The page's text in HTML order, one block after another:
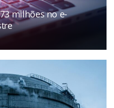
milhões no e-